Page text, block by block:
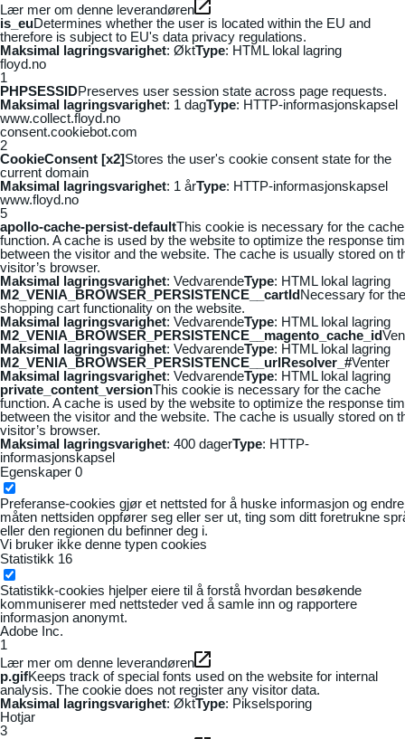
Lær mer om denne leverandøren
is_euDetermines whether the user is located within the EU and
therefore is subject to EU's data privacy regulations.
Maksimal lagringsvarighet: ØktType: HTML lokal lagring
floyd.no
1
PHPSESSIDPreserves user session state across page requests.
Maksimal lagringsvarighet: 1 dagType: HTTP-informasjonskapsel
www.collect.floyd.no
consent.cookiebot.com
2
CookieConsent [x2]Stores the user's cookie consent state for the
current domain
Maksimal lagringsvarighet: 1 årType: HTTP-informasjonskapsel
www.floyd.no
5
apollo-cache-persist-defaultThis cookie is necessary for the cache
function. A cache is used by the website to optimize the response
between the visitor and the website. The cache is usually stored on
visitor’s browser.
Maksimal lagringsvarighet: VedvarendeType: HTML lokal lagring
M2_VENIA_BROWSER_PERSISTENCE__cartIdNecessary for the
shopping cart functionality on the website.
Maksimal lagringsvarighet: VedvarendeType: HTML lokal lagring
M2_VENIA_BROWSER_PERSISTENCE__magento_cache_id
Maksimal lagringsvarighet: VedvarendeType: HTML lokal lagring
M2_VENIA_BROWSER_PERSISTENCE__urlResolver_#Venter
Maksimal lagringsvarighet: VedvarendeType: HTML lokal lagring
private_content_versionThis cookie is necessary for the cache
function. A cache is used by the website to optimize the response
between the visitor and the website. The cache is usually stored on
visitor’s browser.
Maksimal lagringsvarighet: 400 dagerType: HTTP-
informasjonskapsel
Egenskaper 0
Preferanse-cookies gjør et nettsted for å huske informasjon og
måten nettsiden oppfører seg eller ser ut, ting som ditt foretrukne
eller den regionen du befinner deg i.
Vi bruker ikke denne typen cookies
Statistikk 16
Statistikk-cookies hjelper eiere til å forstå hvordan besøkende
kommuniserer med nettsteder ved å samle inn og rapportere
informasjon anonymt.
Adobe Inc.
1
Lær mer om denne leverandøren
p.gifKeeps track of special fonts used on the website for internal
analysis. The cookie does not register any visitor data.
Maksimal lagringsvarighet: ØktType: Pikselsporing
Hotjar
3